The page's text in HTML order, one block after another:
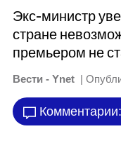
Экс-министр
стране
премьером не
Вести - Ynet |